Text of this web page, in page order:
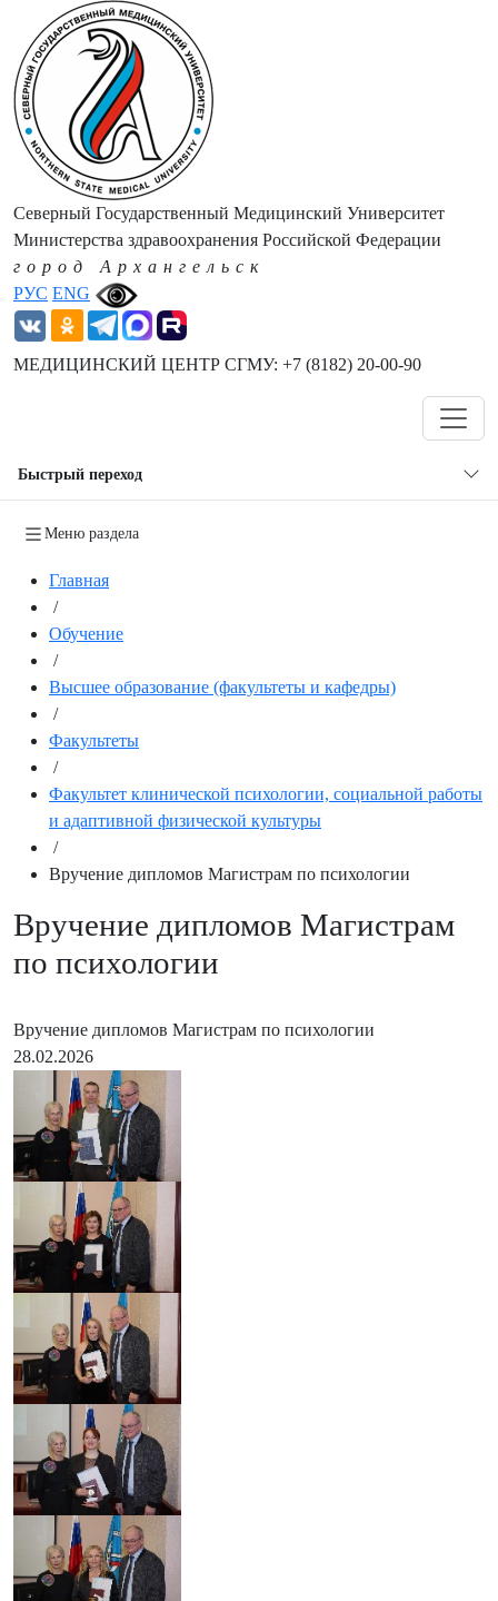
РУС ENG
Северный Государственный Медицинский Университет
Министерства здравоохранения Российской Федерации
город Архангельск
МЕДИЦИНСКИЙ ЦЕНТР СГМУ: +7 (8182) 20-00-90
Быстрый переход
Меню раздела
Главная
/
Обучение
/
Высшее образование (факультеты и кафедры)
/
Факультеты
/
Факультет клинической психологии, социальной работы
и адаптивной физической культуры
/
Вручение дипломов Магистрам по психологии
Вручение дипломов Магистрам
по психологии
Вручение дипломов Магистрам по психологии
28.02.2026